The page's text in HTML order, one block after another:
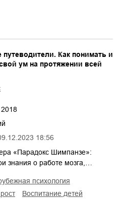
18:56
Как понимать и
ум на протяжении всей
2018
«Парадокс Шимпанзе»:
знания о работе мозга,…
психология
воспитание детей